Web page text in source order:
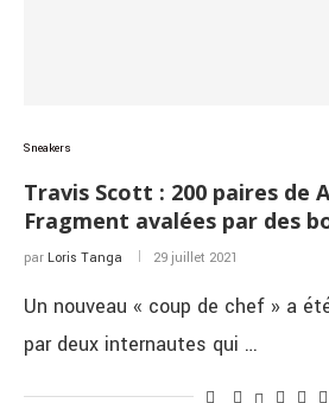
Sneakers
Travis Scott : 200 paires de
Fragment avalées par des
par Loris Tanga 29 juillet 2021
Un nouveau « coup de chef » a
par deux internautes qui …